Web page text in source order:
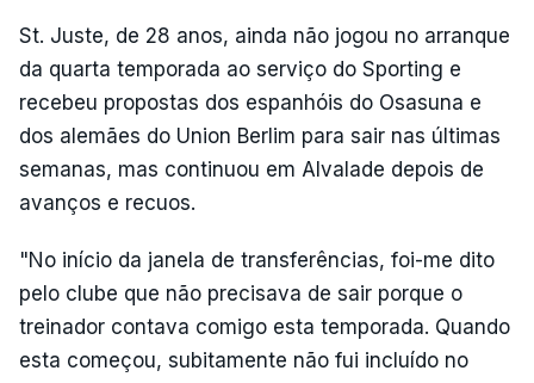
St. Juste, de 28 anos, ainda não jogou no arranque
da quarta temporada ao serviço do Sporting e
recebeu propostas dos espanhóis do Osasuna e
dos alemães do Union Berlim para sair nas últimas
semanas, mas continuou em Alvalade depois de
avanços e recuos.
"No início da janela de transferências, foi-me dito
pelo clube que não precisava de sair porque o
treinador contava comigo esta temporada. Quando
esta começou, subitamente não fui incluído no